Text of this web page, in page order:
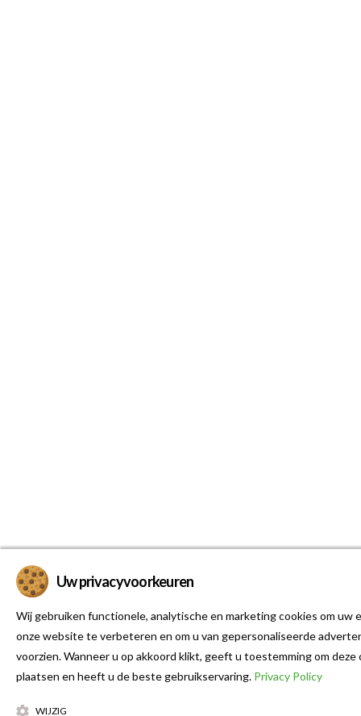
Uw privacyvoorkeuren
Wij gebruiken functionele, analytische en marketing cookies om uw
onze website te verbeteren en om u van gepersonaliseerde
voorzien. Wanneer u op akkoord klikt, geeft u toestemming om deze
plaatsen en heeft u de beste gebruikservaring. Privacy Policy
WIJZIG